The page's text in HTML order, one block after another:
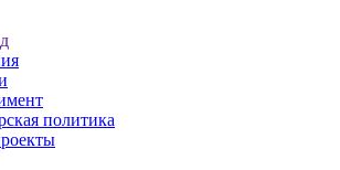
политика